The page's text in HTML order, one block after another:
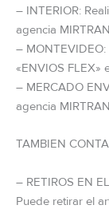
– INTERIOR:
agencia
–
«ENVIOS FLEX»
– MERCADO
agencia
TAMBIEN
– RETIROS EN
Puede retirar el